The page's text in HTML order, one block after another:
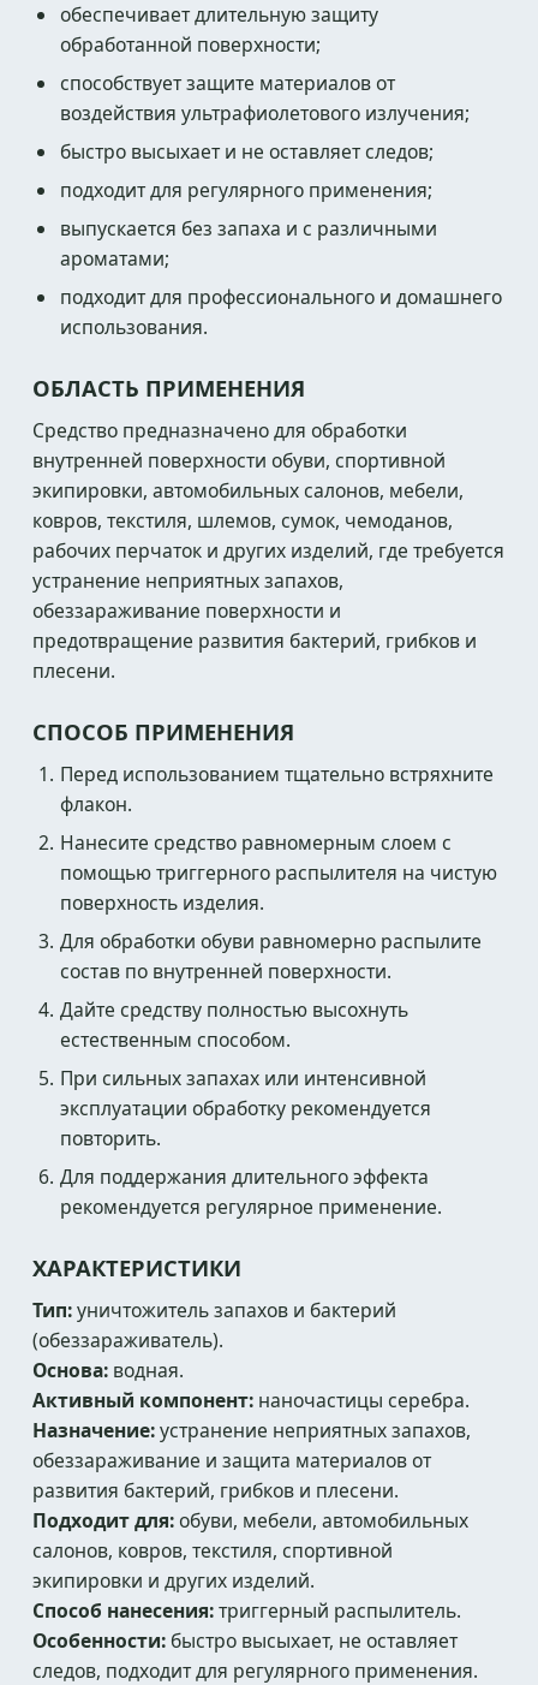
обеспечивает длительную защиту
обработанной поверхности;
способствует защите материалов от
воздействия ультрафиолетового излучения;
быстро высыхает и не оставляет следов;
подходит для регулярного применения;
выпускается без запаха и с различными
ароматами;
подходит для профессионального и домашнего
использования.
ОБЛАСТЬ ПРИМЕНЕНИЯ
Средство предназначено для обработки
внутренней поверхности обуви, спортивной
экипировки, автомобильных салонов, мебели,
ковров, текстиля, шлемов, сумок, чемоданов,
рабочих перчаток и других изделий, где требуется
устранение неприятных запахов,
обеззараживание поверхности и
предотвращение развития бактерий, грибков и
плесени.
СПОСОБ ПРИМЕНЕНИЯ
Перед использованием тщательно встряхните
флакон.
Нанесите средство равномерным слоем с
помощью триггерного распылителя на чистую
поверхность изделия.
Для обработки обуви равномерно распылите
состав по внутренней поверхности.
Дайте средству полностью высохнуть
естественным способом.
При сильных запахах или интенсивной
эксплуатации обработку рекомендуется
повторить.
Для поддержания длительного эффекта
рекомендуется регулярное применение.
ХАРАКТЕРИСТИКИ
Тип:уничтожитель запахов и бактерий
(обеззараживатель).
Основа: водная.
Активный компонент: наночастицы серебра.
Назначение:устранение неприятных запахов,
обеззараживание и защита материалов от
развития бактерий, грибков и плесени.
Подходит для:обуви, мебели, автомобильных
салонов, ковров, текстиля, спортивной
экипировки и других изделий.
Способ нанесения:триггерный распылитель.
Особенности: быстро высыхает, не оставляет
следов, подходит для регулярного применения.